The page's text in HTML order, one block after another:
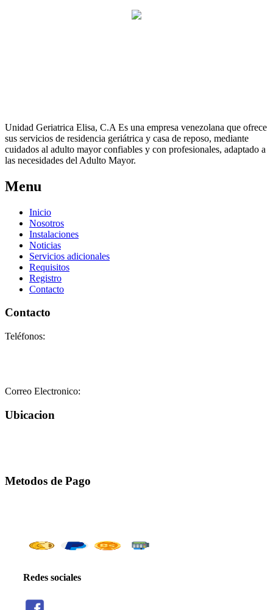
Unidad Geriatrica Elisa, C.A Es una empresa venezolana que ofrece
sus servicios de residencia geriátrica y casa de reposo, mediante
cuidados al adulto mayor confiables y con profesionales, adaptado a
las necesidades del Adulto Mayor.
Menu
Inicio
Nosotros
Instalaciones
Noticias
Servicios adicionales
Requisitos
Registro
Contacto
Contacto
Teléfonos:
Correo Electronico:
Ubicacion
Metodos de Pago
Redes sociales